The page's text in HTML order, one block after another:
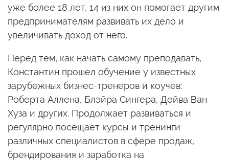
уже более 18 лет, 14 из них он помогает другим
предпринимателям развивать их дело и
увеличивать доход от него.
Перед тем, как начать самому преподавать,
Константин прошел обучение у известных
зарубежных бизнес-тренеров и коучев:
Роберта Аллена, Блэйра Сингера, Дейва Ван
Хуза и других. Продолжает развиваться и
регулярно посещает курсы и тренинги
различных специалистов в сфере продаж,
брендирования и заработка на